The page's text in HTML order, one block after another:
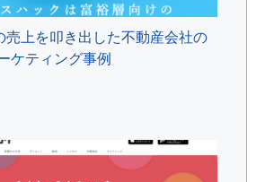
売上を叩き出した不動産会社の
ケティング事例